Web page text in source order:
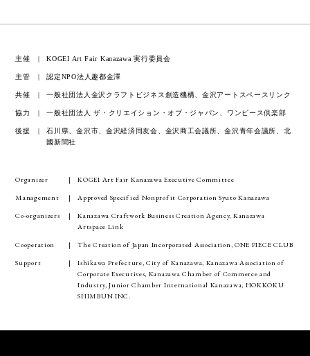
主催 KOGEI Art Fair Kanazawa 実行委員会
主管 認定NPO法人趣都金澤
共催 一般社団法人金沢クラフトビジネス創造機構、金沢アートスペースリンク
協力 一般社団法人 ザ・クリエイション・オブ・ジャパン、ワンピース倶楽部
後援
石川県、金沢市、金沢経済同友会、金沢商工会議所、金沢青年会議所、北
國新聞社
Organizer
KOGEI Art Fair Kanazawa Executive Committee
Management
Approved Specified Nonprofit Corporation Syuto Kanazawa
Co-organizers
Kanazawa Craftwork Business Creation Agency, Kanazawa
Artspace Link
Cooperation
The Creation of Japan Incorporated Association, ONE PIECE CLUB
Support
Ishikawa Prefecture, City of Kanazawa, Kanazawa Association of
Corporate Executives, Kanazawa Chamber of Commerce and
Industry, Junior Chamber International Kanazawa, HOKKOKU
SHIMBUN INC.